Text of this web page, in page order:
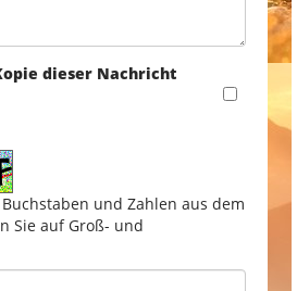
dieser Nachricht
und Zahlen aus dem
Sie auf Groß- und